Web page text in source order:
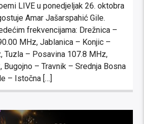
LIVE u ponedjeljak 26. oktobra
Amar Jašarspahić Gile.
frekvencijama: Drežnica –
MHz, Jablanica – Konjic –
Tuzla – Posavina 107.8 MHz,
Bugojno – Travnik – Srednja Bosna
– Istočna […]